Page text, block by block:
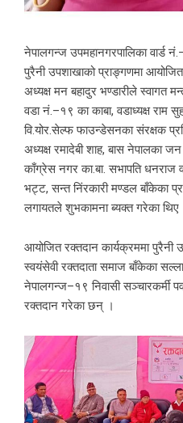
नेपालगन्ज उपमहानगरपालिका वार्ड
पुरैनी उपशाखाको प्राङ्गणमा
अध्यक्ष मन बहादुर भण्डारीले स्वागत
वडा नं.–१९ का काबा, वडाध्यक्ष राम
वि.योर.सेल्फ फाउन्डेसनका संरक्षक
अध्यक्ष रमादेबी शाह, बास नेपालका
काँग्रेस नगर का.बा. सभापति धनराज
भट्ट, सन्त निंरकारी मण्डल बाँकेका
लगायतले शुभकामना ब्यक्त गरेका थिए
आयोजित रक्तदान कार्यक्रममा
स्वयंसेवी रक्तदाता समाज बाँकेका
नेपालगन्ज–१९ निवासी
रक्तदान गरेका छन् ।